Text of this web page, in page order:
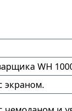
WH
экраном.